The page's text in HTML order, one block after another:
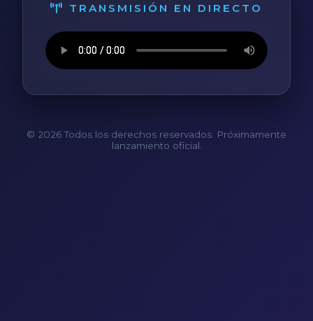
TRANSMISIÓN EN DIRECTO
© 2026 Todos los derechos reservados. Próximamente
lanzamiento oficial.